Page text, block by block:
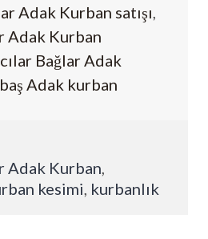
Adak Kurban satışı,
Adak Kurban
Bağlar Adak
Adak kurban
Adak Kurban,
kesimi, kurbanlık